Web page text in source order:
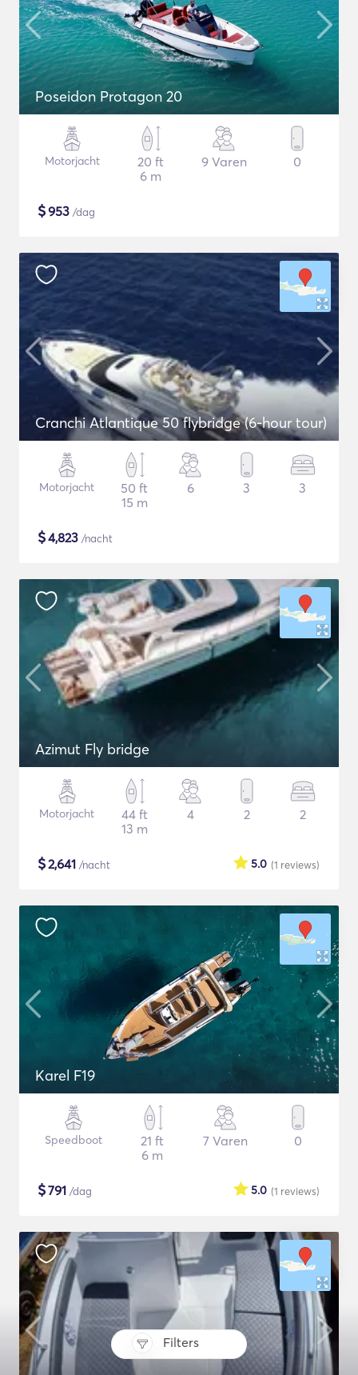
Filters
Poseidon Protagon 20
Motorjacht
20 ft
6 m
9 Varen 0
$953 /dag
Cranchi Atlantique 50 flybridge (6-hour tour)
Motorjacht
50 ft
15 m
6 3 3
$4,823 /nacht
Azimut Fly bridge
Motorjacht
44 ft
13 m
4 2 2
$2,641 /nacht (1 reviews)
5.0
Karel F19
Speedboot
21 ft
6 m
7 Varen 0
$791 /dag (1 reviews)
5.0